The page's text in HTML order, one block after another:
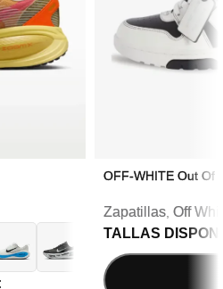
OFF-WHITE Out Of
Zapatillas, Off
TALLAS